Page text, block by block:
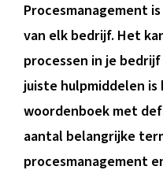
Procesmanagement
van elk bedrijf. Het
processen in je
juiste hulpmiddelen
woordenboek met
aantal belangrijke
procesmanagement